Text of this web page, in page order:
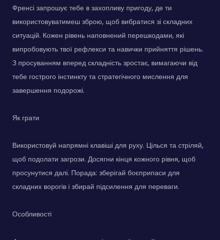
Френсі запрошує тебе в захопливу пригоду, де ти
використовуватимеш зброю, щоб вибратися зі складних
ситуацій. Кожен рівень наповнений перешкодами, які
випробовують твої рефлекси та навички прийняття рішень.
З просуванням вперед складність зростає, вимагаючи від
тебе гострого інстинкту та стратегічного мислення для
завершення подорожі.
Як грати
Використовуй напрямні клавіші для руху. Цілься та стріляй,
щоб подолати загрози. Досягни кінця кожного рівня, щоб
просунутися далі. Порада: зберігай боєприпаси для
складних ворогів і збирай підсилення для переваги.
Особливості